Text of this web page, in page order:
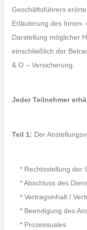
Geschäftsführers
Erläuterung des Innen-
Darstellung möglicher
einschließlich der
& O – Versicherung.
Jeder Teilnehmer
Teil 1: Der
* Rechtsstellung der
* Abschluss des
* Vertragsinhalt /
* Beendigung des
* Prozessuales